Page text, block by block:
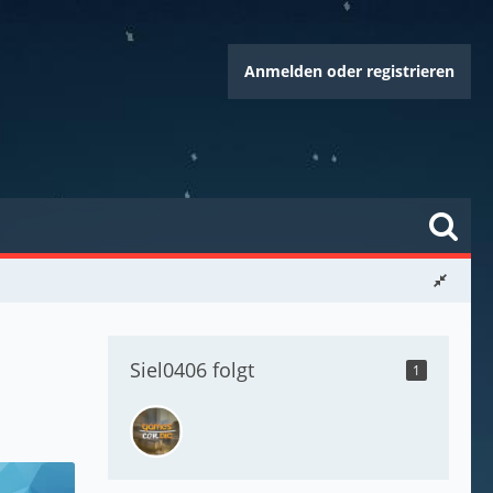
Anmelden oder registrieren
Siel0406 folgt 1